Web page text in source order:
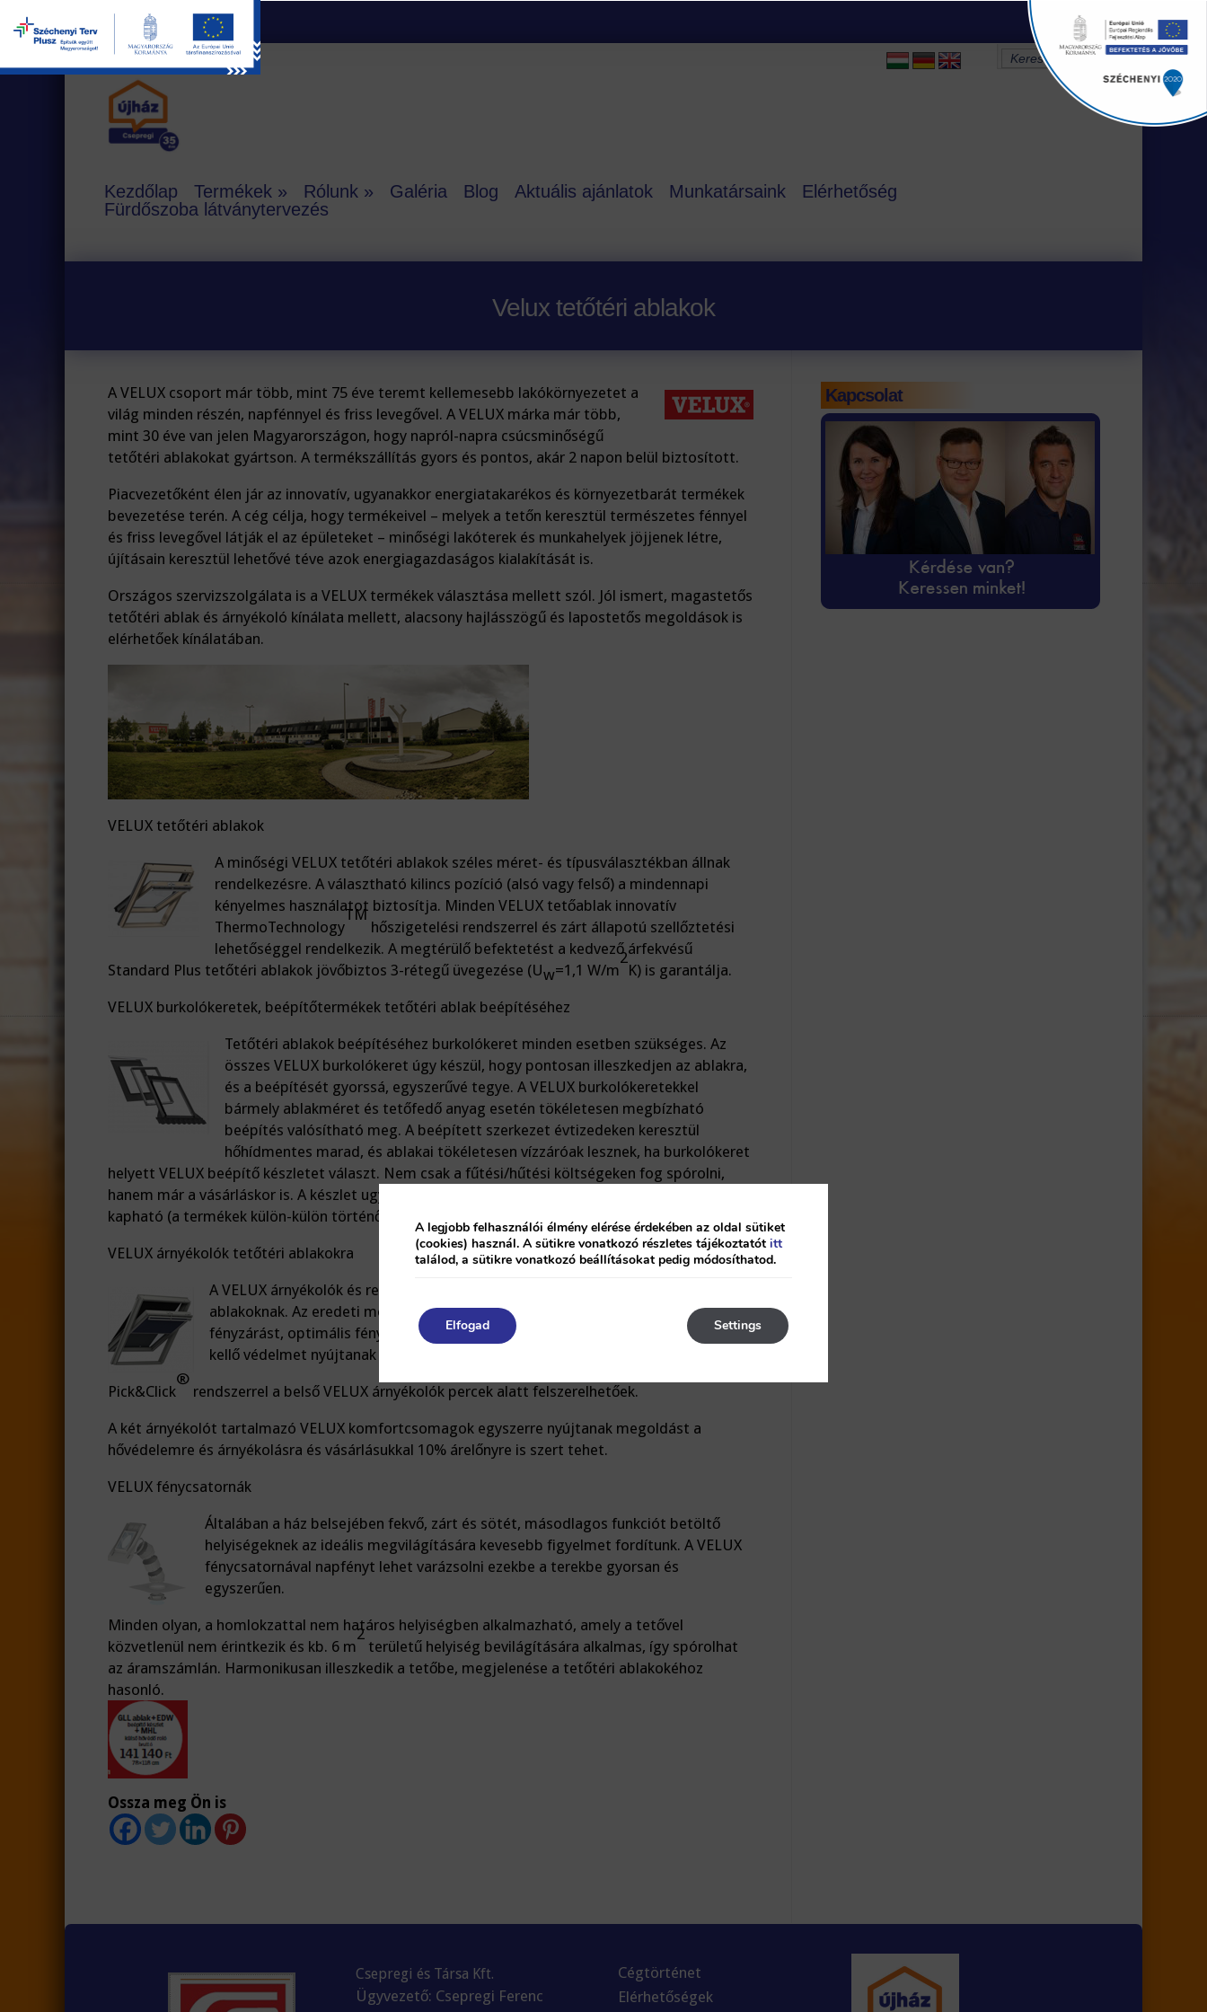
Kezdőlap Termékek Rólunk Galéria Blog Aktuális ajánlatok Munkatársaink
Elérhetőség
Fürdőszoba látványtervezés
Velux tetőtéri ablakok
A VELUX csoport már több, mint 75 éve teremt kellemesebb lakókörnyezetet a
világ minden részén, napfénnyel és friss levegővel. A VELUX márka már több,
mint 30 éve van jelen Magyarországon, hogy napról-napra csúcsminőségű
tetőtéri ablakokat gyártson. A termékszállítás gyors és pontos, akár 2 napon belül biztosított.
Piacvezetőként élen jár az innovatív, ugyanakkor energiatakarékos és környezetbarát termékek
bevezetése terén. A cég célja, hogy termékeivel – melyek a tetőn keresztül természetes fénnyel
és friss levegővel látják el az épületeket – minőségi lakóterek és munkahelyek jöjjenek létre,
újításain keresztül lehetővé téve azok energiagazdaságos kialakítását is.
Országos szervizszolgálata is a VELUX termékek választása mellett szól. Jól ismert, magastetős
tetőtéri ablak és árnyékoló kínálata mellett, alacsony hajlásszögű és lapostetős megoldások is
elérhetőek kínálatában.
VELUX tetőtéri ablakok
A minőségi VELUX tetőtéri ablakok széles méret- és típusválasztékban állnak
rendelkezésre. A választható kilincs pozíció (alsó vagy felső) a mindennapi
kényelmes használatot biztosítja. Minden VELUX tetőablak innovatív
ThermoTechnology
TM
hőszigetelési rendszerrel és zárt állapotú szellőztetési
lehetőséggel rendelkezik. A megtérülő befektetést a kedvező árfekvésű
Standard Plus tetőtéri ablakok jövőbiztos 3-rétegű üvegezése (Uw=1,1 W/m
2
K) is garantálja.
VELUX burkolókeretek, beépítőtermékek tetőtéri ablak beépítéséhez
Tetőtéri ablakok beépítéséhez burkolókeret minden esetben szükséges. Az
összes VELUX burkolókeret úgy készül, hogy pontosan illeszkedjen az ablakra,
és a beépítését gyorssá, egyszerűvé tegye. A VELUX burkolókeretekkel
bármely ablakméret és tetőfedő anyag esetén tökéletesen megbízható
beépítés valósítható meg. A beépített szerkezet évtizedeken keresztül
hőhídmentes marad, és ablakai tökéletesen vízzáróak lesznek, ha burkolókeret
helyett VELUX beépítő készletet választ. Nem csak a fűtési/hűtési költségeken fog spórolni,
hanem már a vásárláskor is. A készlet ugyanis 4 beépítőterméket tartalmaz, és 5% árelőnnyel
kapható (a termékek külön-külön történő megvásárlásához képest).
VELUX árnyékolók tetőtéri ablakokra
A VELUX árnyékolók és redőnyök elengedhetetlen kiegészítői a tetőtéri
ablakoknak. Az eredeti megoldások minden kétséget kizáróan abszolút
fényzárást, optimális fényszabályozást, és a meleggel és a rovarokkal szemben
kellő védelmet nyújtanak éjjel-nappal.
Pick&Click
®
rendszerrel a belső VELUX árnyékolók percek alatt felszerelhetőek.
A két árnyékolót tartalmazó VELUX komfortcsomagok egyszerre nyújtanak megoldást a
hővédelemre és árnyékolásra és vásárlásukkal 10% árelőnyre is szert tehet.
VELUX fénycsatornák
Általában a ház belsejében fekvő, zárt és sötét, másodlagos funkciót betöltő
helyiségeknek az ideális megvilágítására kevesebb figyelmet fordítunk. A VELUX
fénycsatornával napfényt lehet varázsolni ezekbe a terekbe gyorsan és
egyszerűen.
Minden olyan, a homlokzattal nem határos helyiségben alkalmazható, amely a tetővel
közvetlenül nem érintkezik és kb. 6 m
2
területű helyiség bevilágítására alkalmas, így spórolhat
az áramszámlán. Harmonikusan illeszkedik a tetőbe, megjelenése a tetőtéri ablakokéhoz
hasonló.
Ossza meg Ön is
Kapcsolat
Csepregi és Társa Kft.
Ügyvezető: Csepregi Ferenc
Cégtörténet
Elérhetőségek
A legjobb felhasználói élmény elérése érdekében az oldal sütiket
(cookies) használ. A sütikre vonatkozó részletes tájékoztatót itt
találod, a sütikre vonatkozó beállításokat pedig módosíthatod.
Elfogad Settings